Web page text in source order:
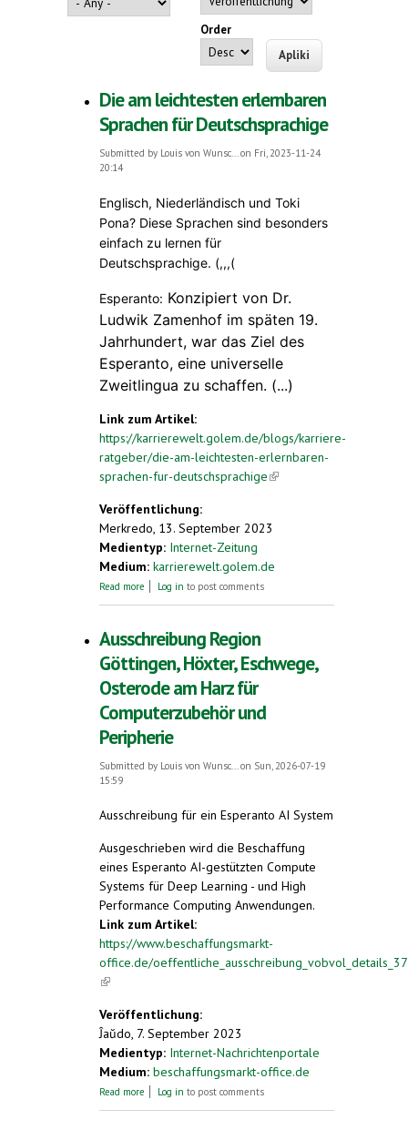
Order
Die am leichtesten erlernbaren
Sprachen für Deutschsprachige
Submitted by Louis von Wunsc...on Fri, 2023-11-24
20:14
Englisch, Niederländisch und Toki
Pona? Diese Sprachen sind besonders
einfach zu lernen für
Deutschsprachige. (,,,(
Esperanto: Konzipiert von Dr.
Ludwik Zamenhof im späten 19.
Jahrhundert, war das Ziel des
Esperanto, eine universelle
Zweitlingua zu schaffen. (...)
Link zum Artikel:
https://karrierewelt.golem.de/blogs/karriere-
ratgeber/die-am-leichtesten-erlernbaren-
sprachen-fur-deutschsprachige(link is
Veröffentlichung:
Merkredo, 13. September 2023
Medientyp: Internet-Zeitung
Medium: karrierewelt.golem.de
Read more about Die am leichtesten erlernbaren
Log in to post comments
Ausschreibung Region
Göttingen, Höxter, Eschwege,
Osterode am Harz für
Computerzubehör und
Peripherie
Submitted by Louis von Wunsc...on Sun, 2026-07-19
15:59
Ausschreibung für ein Esperanto AI System
Ausgeschrieben wird die Beschaffung
eines Esperanto AI-gestützten Compute
Systems für Deep Learning - und High
Performance Computing Anwendungen.
Link zum Artikel:
https://www.beschaffungsmarkt-
office.de/
(link is external)
Veröffentlichung:
Ĵaŭdo, 7. September 2023
Medientyp: Internet-Nachrichtenportale
Medium: beschaffungsmarkt-office.de
Read more about Ausschreibung Region Göttingen,
Log in to post comments